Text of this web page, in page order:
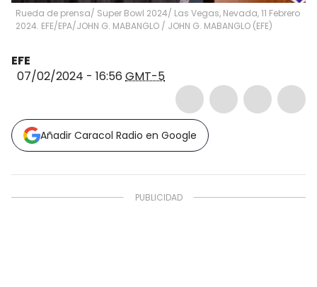
Rueda de prensa/ Super Bowl 2024/ Las Vegas, Nevada, 11 Febrero
2024. EFE/EPA/JOHN G. MABANGLO / JOHN G. MABANGLO (EFE)
EFE
07/02/2024 - 16:56 GMT-5
Añadir Caracol Radio en Google